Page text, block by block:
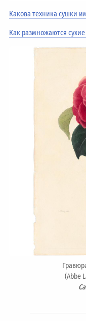
Какова техника сушки
Как размножаются
(Abbe